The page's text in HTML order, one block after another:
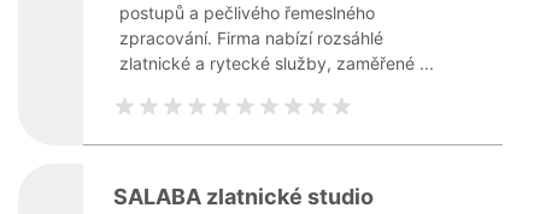
postupů a pečlivého řemeslného
zpracování. Firma nabízí rozsáhlé
zlatnické a rytecké služby, zaměřené ...
SALABA zlatnické studio